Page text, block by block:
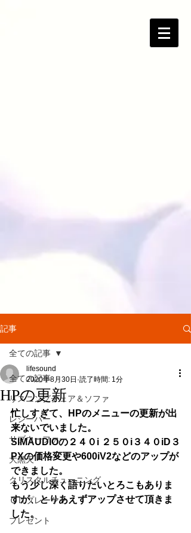
記事
全ての記事
リスニングチェア＆ソファ
レシーバー
サブウーファー
大黒天
クリスタルチューニング
ＣＤプレーヤー
プレゼント
全ての記事
HPの更新
lifesound
2020年8月30日 読了時間: 1分
忙しすぎて、HPのメニューの更新が出
来ないでいました。
SIMAUDIOの２４０i ２５０i３４０iD３
PXの価格変更や600iV2などのアップが
できました。
もう少し深く語りたいとろこもありま
すが、とりあえずアップさせて頂きま
した。